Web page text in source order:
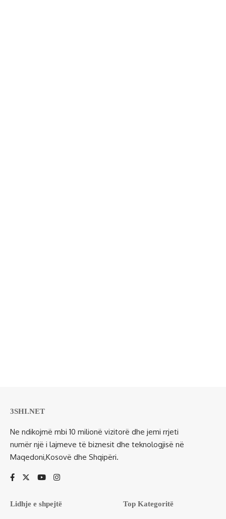
3SHI.NET
Ne ndikojmë mbi 10 milionë vizitorë dhe jemi rrjeti
numër një i lajmeve të biznesit dhe teknologjisë në
Maqedoni,Kosovë dhe Shqipëri.
Lidhje e shpejtë Top Kategoritë